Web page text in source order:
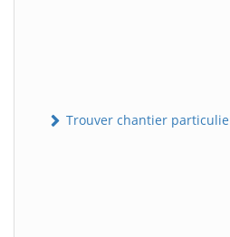
Trouver chantier